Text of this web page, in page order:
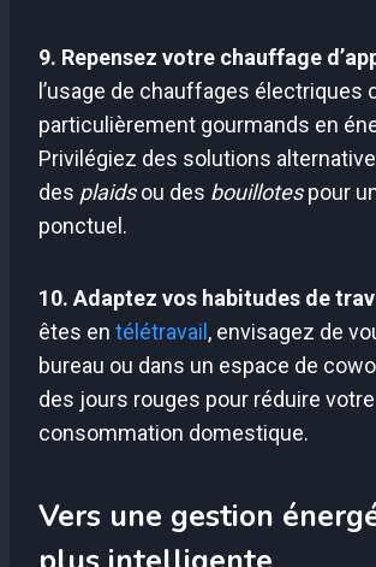
9. Repensez votre chauffage
l’usage de chauffages électriques
particulièrement gourmands en
Privilégiez des solutions
des plaidsou des bouillotespour
ponctuel.
10. Adaptez vos habitudes de
êtes en télétravail, envisagez de
bureau ou dans un espace de
des jours rouges pour réduire votre
consommation domestique.
Vers une gestion